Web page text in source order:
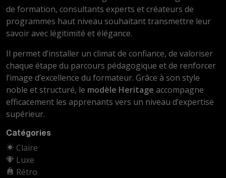
de formation, consultants experts et créateurs de
programmes haut niveau souhaitant transmettre leur
savoir avec légitimité et élégance.
Il permet d’installer un climat de confiance, de valoriser
chaque étape du parcours pédagogique et de renforcer
l’image d’excellence du formateur. Grâce à son style
noble et structuré, le modèle Heritage accompagne
efficacement les apprenants vers un niveau d’expertise
supérieur.
Catégories
Claire
Luxe
Rétro